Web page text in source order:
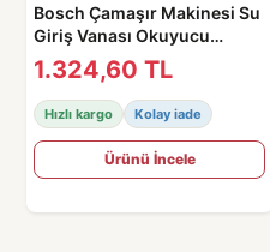
Bosch Çamaşır Makinesi Su
Giriş Vanası Okuyucu
Sensörlü / Ventili -
00606001
1.324,60 TL
Hızlı kargo Kolay iade
Ürünü İncele